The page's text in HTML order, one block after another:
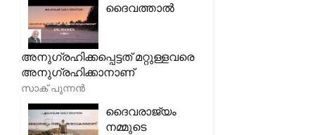
ദൈവത്താൽ
അനുഗ്രഹിക്കപ്പെട്ടത് മറ്റുള്ളവരെ
അനുഗ്രഹിക്കാനാണ്
സാക് പുന്നൻ
ദൈവരാജ്യം
നമ്മുടെ